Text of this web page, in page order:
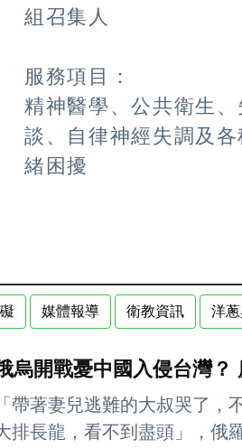
組召集人
服務項目：
精神醫學、公共衛生
談、自律神經失調及
緒困擾
媒體報導 衛教資訊 洋
烏開戰憂中國入侵台灣？
「帶著妻兒逃難的大叔哭了，
排長龍，看不到盡頭」，俄